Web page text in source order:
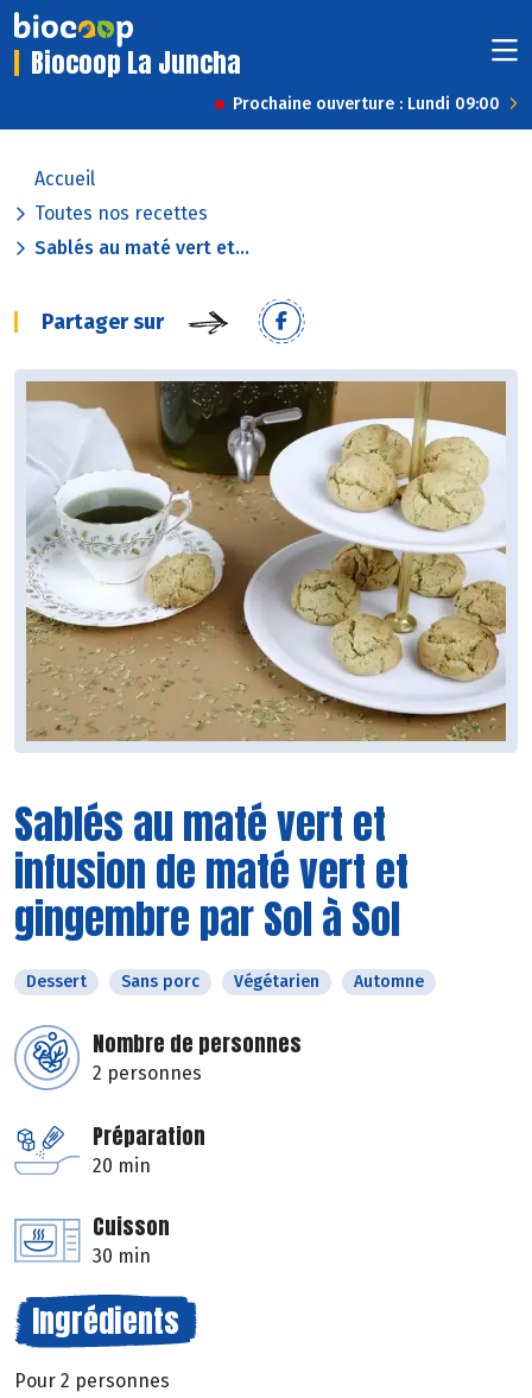
Biocoop La Juncha
Prochaine ouverture : Lundi 09:00
Accueil
Toutes nos recettes
Sablés au maté vert et...
Partager sur
Sablés au maté vert et
infusion de maté vert et
gingembre par Sol à Sol
Dessert Sans porc Végétarien Automne
Nombre de personnes
2 personnes
Préparation
20 min
Cuisson
30 min
Ingrédients
Pour 2 personnes